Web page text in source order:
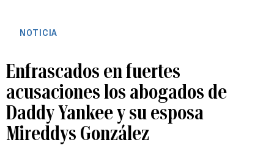
NOTICIA
Enfrascados en fuertes
acusaciones los abogados de
Daddy Yankee y su esposa
Mireddys González